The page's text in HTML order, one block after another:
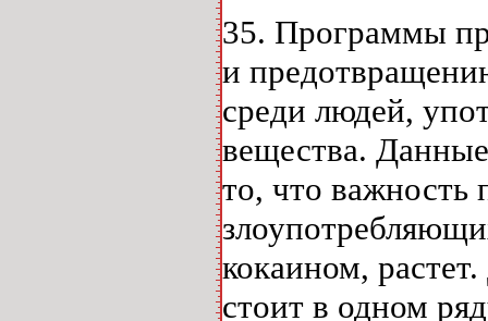
35. Программы
и
среди людей,
вещества.
то, что важность
кокаином,
стоит в одном